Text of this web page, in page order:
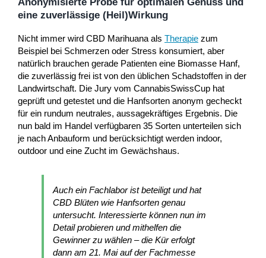
eine zuverlässige (Heil)Wirkung
Nicht immer wird CBD Marihuana als Therapie zum
Beispiel bei Schmerzen oder Stress konsumiert, aber
natürlich brauchen gerade Patienten eine Biomasse Hanf,
die zuverlässig frei ist von den üblichen Schadstoffen in der
Landwirtschaft. Die Jury vom CannabisSwissCup hat
geprüft und getestet und die Hanfsorten anonym gecheckt
für ein rundum neutrales, aussagekräftiges Ergebnis. Die
nun bald im Handel verfügbaren 35 Sorten unterteilen sich
je nach Anbauform und berücksichtigt werden indoor,
outdoor und eine Zucht im Gewächshaus.
Auch ein Fachlabor ist beteiligt und hat
CBD Blüten wie Hanfsorten genau
untersucht. Interessierte können nun im
Detail probieren und mithelfen die
Gewinner zu wählen – die Kür erfolgt
dann am 21. Mai auf der Fachmesse